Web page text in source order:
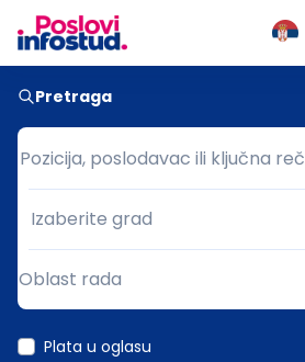
Pretraga
Pozicija, poslodavac ili ključna reč
Pozicija, poslodavac ili ključna reč
Grad
Izaberite grad
Oblast rada
Plata u oglasu